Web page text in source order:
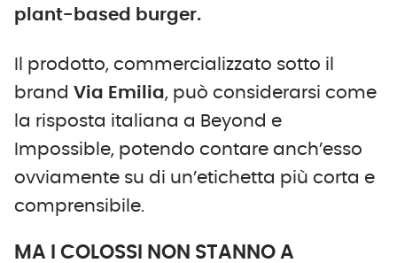
plant-based burger.
Il prodotto, commercializzato sotto il
brand Via Emilia, può considerarsi come
la risposta italiana a Beyond e
Impossible, potendo contare anch’esso
ovviamente su di un’etichetta più corta e
comprensibile.
MA I COLOSSI NON STANNO A